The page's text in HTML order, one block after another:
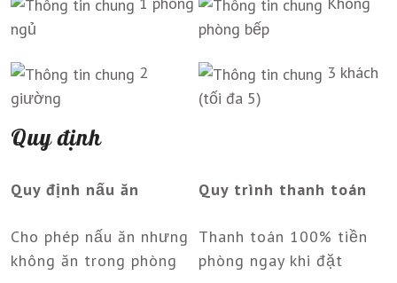
ngủ
phòng bếp
2
giường
3 khách
(tối đa 5)
Quy định
Quy định nấu ăn
Cho phép nấu ăn nhưng
không ăn trong phòng
Quy trình thanh toán
Thanh toán 100% tiền
phòng ngay khi đặt